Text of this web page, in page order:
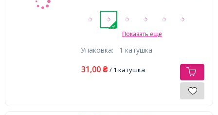
Показать еще
Упаковка: 1 катушка
31,00 ₴/ 1 катушка